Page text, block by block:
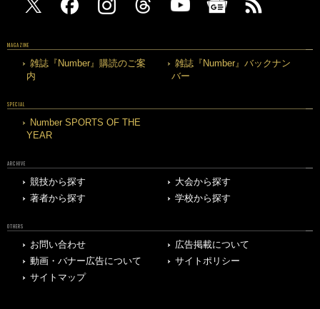
MAGAZINE
雑誌『Number』購読のご案
内
雑誌『Number』バックナン
バー
SPECIAL
Number SPORTS OF THE
YEAR
ARCHIVE
競技から探す
大会から探す
著者から探す
学校から探す
OTHERS
お問い合わせ
広告掲載について
動画・バナー広告について
サイトポリシー
サイトマップ